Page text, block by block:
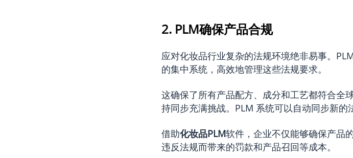
2. PLM确保产品合规
应对化妆品行业复杂的法规环境绝非易事。
的集中系统，高效地管理这些法规要求。
这确保了所有产品配方、成分和工艺都符合全
持同步充满挑战。PLM 系统可以自动同步新的
借助化妆品PLM软件，企业不仅能够确保产品
违反法规而带来的罚款和产品召回等成本。